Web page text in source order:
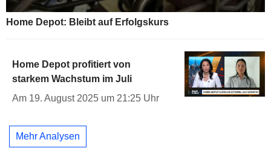
Home Depot: Bleibt auf Erfolgskurs
Home Depot profitiert von
starkem Wachstum im Juli
Am 19. August 2025 um 21:25 Uhr
Mehr Analysen